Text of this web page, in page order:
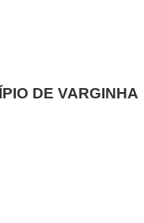
DE VARGINHA